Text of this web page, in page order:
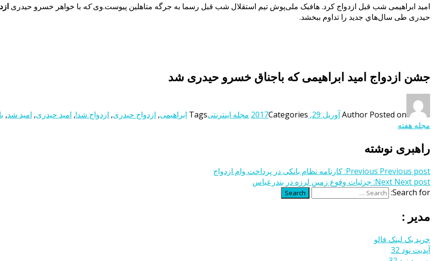
امید ابراهیمی شب قبل ازدواج کرد. هافبک ملی‌پوش تیم استقلال شب قبل رسما به جرگه متاهلین پیوست.ویکه با خواهر خسرو حیدری
حیدری طی سال‌هاي جدید را تداوم ببخشد.
جشن ازدواج امید ابراهیمی که باجناق خسرو حیدری شد
Author Posted on آوریل 29, 2017 Categories مجله اینترنتیTags ابراهیمی, ازدواج حیدری, ازدواج شد!, امید حیدری, امید شد,
مجله هفته
راهبری نوشته
Previous Previous post:
کارنامه نظام بانکی در پرداخت وام ازدواج
Next Next post:
جزئیات وقوع زمین لرزه در بندرعباس
Search for:
Search
مدیر :
خرید بک لینک فالو
آپدیت نود 32